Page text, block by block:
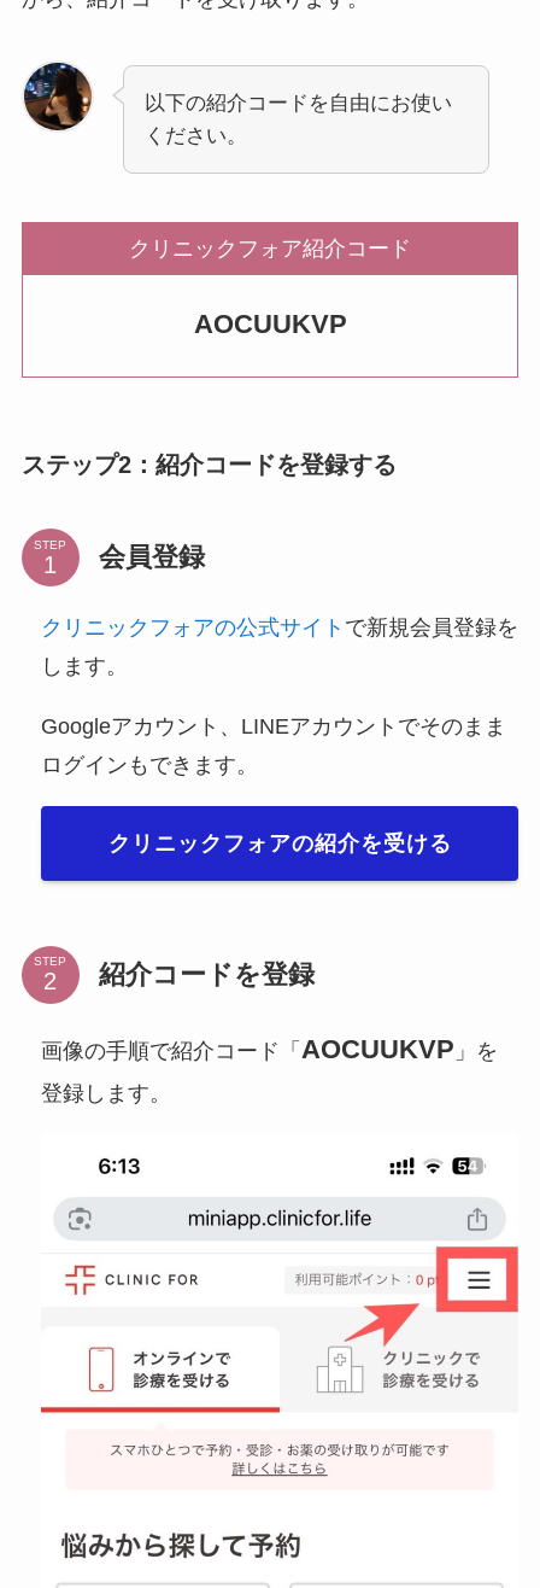
以下の紹介コードを自由にお使い
ください。
クリニックフォア紹介コード
AOCUUKVP
ステップ2：紹介コードを登録する
STEP 会員登録
クリニックフォアの公式サイト で新規会員登録を
します。
Googleアカウント、LINEアカウントでそのまま
ログインもできます。
クリニックフォアの紹介を受ける
STEP 紹介コードを登録
画像の手順で紹介コード「 AOCUUKVP 」を
登録します。